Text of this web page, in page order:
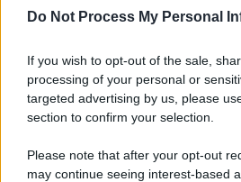
Do Not Process My Personal
If you wish to opt-out of the sale,
processing of your personal or
targeted advertising by us, please
section to confirm your selection.
Please note that after your opt-out
may continue seeing interest-based